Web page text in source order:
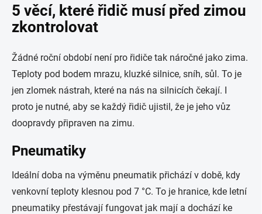
5 věcí, které řidič musí před zimou
zkontrolovat
Žádné roční období není pro řidiče tak náročné jako zima.
Teploty pod bodem mrazu, kluzké silnice, sníh, sůl. To je
jen zlomek nástrah, které na nás na silnicích čekají. I
proto je nutné, aby se každý řidič ujistil, že je jeho vůz
doopravdy připraven na zimu.
Pneumatiky
Ideální doba na výměnu pneumatik přichází v době, kdy
venkovní teploty klesnou pod 7 °C. To je hranice, kde letní
pneumatiky přestávají fungovat jak mají a dochází ke